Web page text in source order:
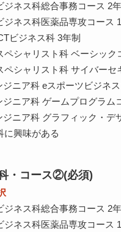
ジネス科総合事務コース 2年
ジネス科医薬品専攻コース
ビジネス科 3年制
ペシャリスト科 ベーシック
ペシャリスト科 サイバーセ
ジニア科 eスポーツビジネ
ジニア科 ゲームプログラム
ジニア科 グラフィック・デ
に興味がある
・コース②(必須)
ジネス科総合事務コース 2年
ジネス科医薬品専攻コース